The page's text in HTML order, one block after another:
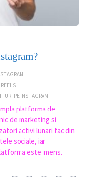
PE INSTAGRAM
platforma de
de marketing si
activi lunari fac din
sociale, iar
este imens.